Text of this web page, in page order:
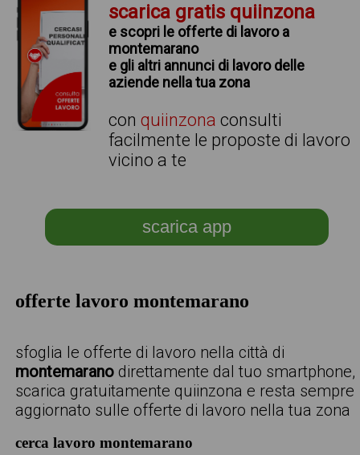
scarica gratis quiinzona
e scopri le offerte di lavoro a
montemarano
e gli altri annunci di lavoro delle
aziende nella tua zona
conquiinzona consulti
facilmente le proposte di lavoro
vicino a te
scarica app
offerte lavoro montemarano
sfoglia le offerte di lavoro nella città di
montemarano direttamente dal tuo smartphone,
scarica gratuitamente quiinzona e resta sempre
aggiornato sulle offerte di lavoro nella tua zona
cerca lavoro montemarano